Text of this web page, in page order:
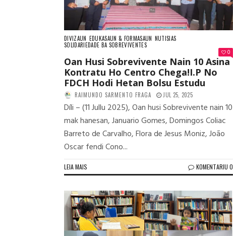
DIVIZAUN EDUKASAUN & FORMASAUN NUTISIAS
SOLIDARIEDADE BA SOBREVIVENTES
0
Oan Husi Sobrevivente Nain 10 Asina
Kontratu Ho Centro Chega!I.P No
FDCH Hodi Hetan Bolsu Estudu
RAIMUNDO SARMENTO FRAGA JUL 25, 2025
Díli – (11 Jullu 2025), Oan husi Sobrevivente nain 10
mak hanesan, Januario Gomes, Domingos Coliac
Barreto de Carvalho, Flora de Jesus Moniz, João
Oscar fendi Cono...
LEIA MAIS KOMENTARIU 0